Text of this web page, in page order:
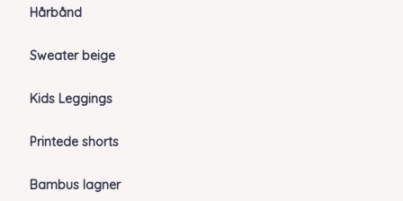
Hårbånd
Sweater beige
Kids Leggings
Printede shorts
Bambus lagner